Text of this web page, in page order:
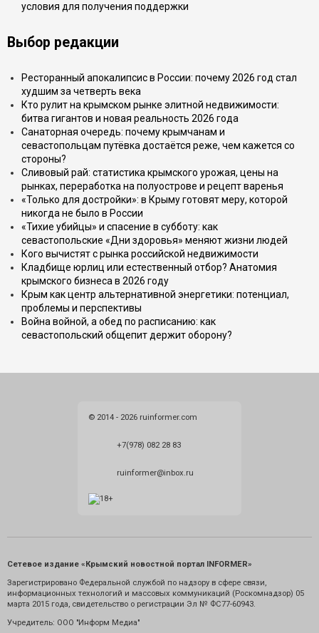
условия для получения поддержки
Выбор редакции
Ресторанный апокалипсис в России: почему 2026 год стал
худшим за четверть века
Кто рулит на крымском рынке элитной недвижимости:
битва гигантов и новая реальность 2026 года
Санаторная очередь: почему крымчанам и
севастопольцам путёвка достаётся реже, чем кажется со
стороны?
Сливовый рай: статистика крымского урожая, цены на
рынках, переработка на полуострове и рецепт варенья
«Только для достройки»: в Крыму готовят меру, которой
никогда не было в России
«Тихие убийцы» и спасение в субботу: как
севастопольские «Дни здоровья» меняют жизни людей
Кого вычистят с рынка российской недвижимости
Кладбище юрлиц или естественный отбор? Анатомия
крымского бизнеса в 2026 году
Крым как центр альтернативной энергетики: потенциал,
проблемы и перспективы
Война войной, а обед по расписанию: как
севастопольский общепит держит оборону?
© 2014 - 2026 ruinformer.com
+7(978) 082 28 83
ruinformer@inbox.ru
Сетевое издание «Крымский новостной портал INFORMER»
Зарегистрировано Федеральной службой по надзору в сфере связи,
информационных технологий и массовых коммуникаций (Роскомнадзор) 05
марта 2015 года, свидетельство о регистрации Эл № ФС77-60943.
Учредитель: ООО "Информ Медиа"